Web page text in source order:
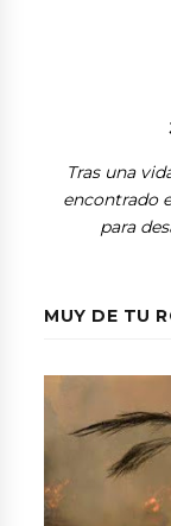
Tras una
encontrado
para
MUY DE TU